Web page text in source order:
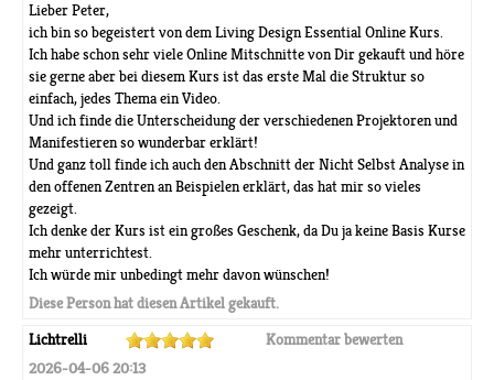
Lieber Peter,
ich bin so begeistert von dem Living Design Essential Online Kurs.
Ich habe schon sehr viele Online Mitschnitte von Dir gekauft und höre
sie gerne aber bei diesem Kurs ist das erste Mal die Struktur so
einfach, jedes Thema ein Video.
Und ich finde die Unterscheidung der verschiedenen Projektoren und
Manifestieren so wunderbar erklärt!
Und ganz toll finde ich auch den Abschnitt der Nicht Selbst Analyse in
den offenen Zentren an Beispielen erklärt, das hat mir so vieles
gezeigt.
Ich denke der Kurs ist ein großes Geschenk, da Du ja keine Basis Kurse
mehr unterrichtest.
Ich würde mir unbedingt mehr davon wünschen!
Diese Person hat diesen Artikel gekauft.
Lichtrelli
Kommentar bewerten
2026-04-06 20:13